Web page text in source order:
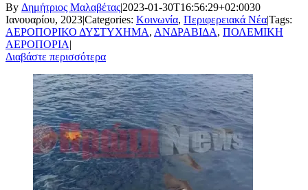
By Δημήτριος Μαλαβέτας|2023-01-30T16:56:29+02:0030
Ιανουαρίου, 2023|Categories: Κοινωνία, Περιφερειακά Νέα|Tags:
ΑΕΡΟΠΟΡΙΚΟ ΔΥΣΤΥΧΗΜΑ, ΑΝΔΡΑΒΙΔΑ, ΠΟΛΕΜΙΚΗ
ΑΕΡΟΠΟΡΙΑ|
Διαβάστε περισσότερα